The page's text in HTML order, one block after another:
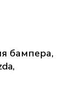
бампера,